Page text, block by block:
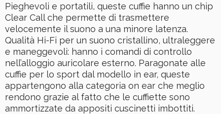
Pieghevoli e portatili, queste cuffie hanno un chip
Clear Call che permette di trasmettere
velocemente il suono a una minore latenza.
Qualità Hi-Fi per un suono cristallino, ultraleggere
e maneggevoli: hanno i comandi di controllo
nell’alloggio auricolare esterno. Paragonate alle
cuffie per lo sport dal modello in ear, queste
appartengono alla categoria on ear che meglio
rendono grazie al fatto che le cuffiette sono
ammortizzate da appositi cuscinetti imbottiti.